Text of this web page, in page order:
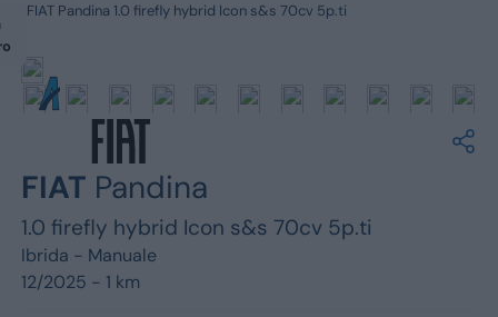
Marchi
FIAT Pandina 1.0 firefly hybrid Icon s&s 70cv 5p.ti
FIAT Pandina
1.0 firefly hybrid Icon s&s 70cv 5p.ti
Ibrida - Manuale
12/2025 - 1 km